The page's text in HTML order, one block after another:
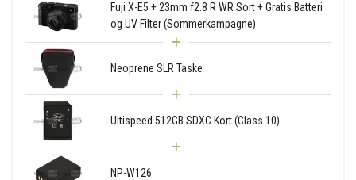
Fuji X-E5 + 23mm f2.8 R WR Sort + Gratis Batteri
og UV Filter (Sommerkampagne)
Neoprene SLR Taske
Ultispeed 512GB SDXC Kort (Class 10)
NP-W126